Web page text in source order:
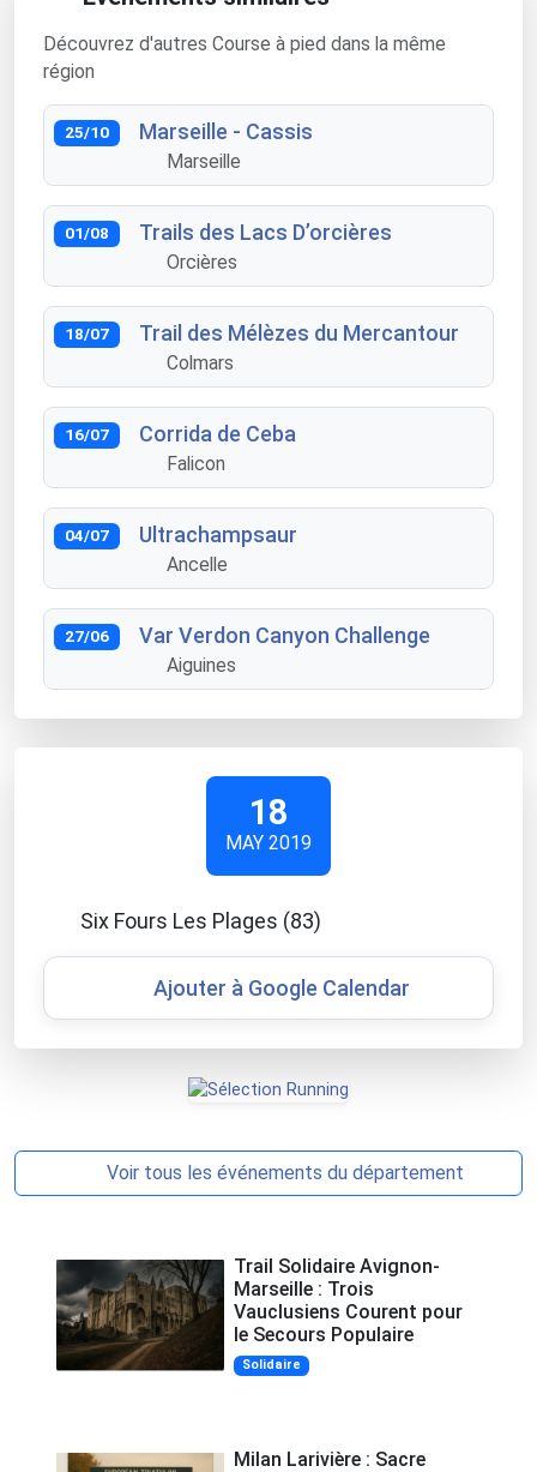
Découvrez d'autres Course à pied dans la même
région
25/10 Marseille - Cassis
Marseille
01/08 Trails des Lacs D’orcières
Orcières
18/07 Trail des Mélèzes du Mercantour
Colmars
16/07 Corrida de Ceba
Falicon
04/07 Ultrachampsaur
Ancelle
27/06 Var Verdon Canyon Challenge
Aiguines
18
MAY 2019
Six Fours Les Plages (83)
Ajouter à Google Calendar
Voir tous les événements du département
Trail Solidaire Avignon-
Marseille : Trois
Vauclusiens Courent pour
le Secours Populaire
Solidaire
Milan Larivière : Sacre